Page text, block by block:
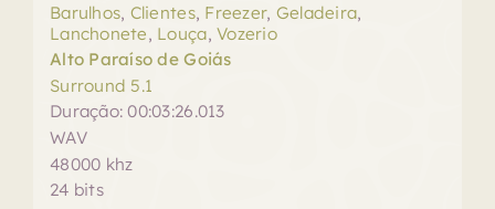
Barulhos, Clientes, Freezer, Geladeira,
Lanchonete, Louça,Vozerio
Alto Paraíso de Goiás
Surround 5.1
Duração: 00:03:26.013
WAV
48000 khz
24 bits